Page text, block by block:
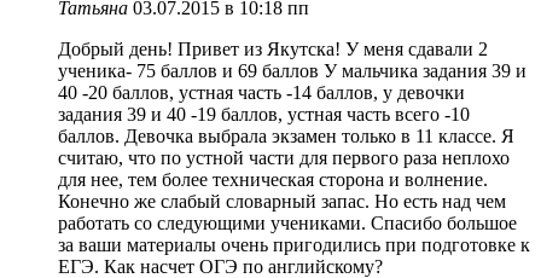
Татьяна 03.07.2015 в 10:18 пп
Добрый день! Привет из Якутска! У меня сдавали 2
ученика- 75 баллов и 69 баллов У мальчика задания 39 и
40 -20 баллов, устная часть -14 баллов, у девочки
задания 39 и 40 -19 баллов, устная часть всего -10
баллов. Девочка выбрала экзамен только в 11 классе. Я
считаю, что по устной части для первого раза неплохо
для нее, тем более техническая сторона и волнение.
Конечно же слабый словарный запас. Но есть над чем
работать со следующими учениками. Спасибо большое
за ваши материалы очень пригодились при подготовке к
ЕГЭ. Как насчет ОГЭ по английскому?